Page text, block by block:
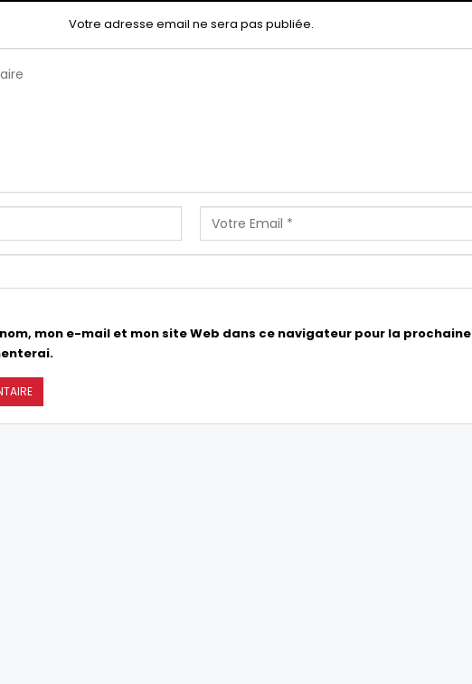
Votre adresse email ne sera pas publiée.
mon e-mail et mon site Web dans ce navigateur pour la prochaine